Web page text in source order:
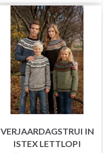
VERJAARDAGSTRUI IN
ISTEX LETTLOPI